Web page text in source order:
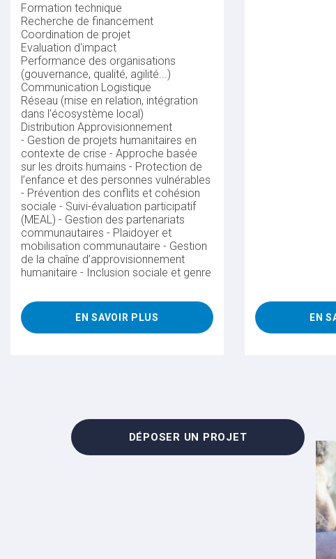
Formation technique
Recherche de financement
Coordination de projet
Evaluation d'impact
Performance des organisations
(gouvernance, qualité, agilité...)
Communication Logistique
Réseau (mise en relation, intégration
dans l'écosystème local)
Distribution Approvisionnement
- Gestion de projets humanitaires en
contexte de crise - Approche basée
sur les droits humains - Protection de
l’enfance et des personnes vulnérables
- Prévention des conflits et cohésion
sociale - Suivi-évaluation participatif
(MEAL) - Gestion des partenariats
communautaires - Plaidoyer et
mobilisation communautaire - Gestion
de la chaîne d’approvisionnement
humanitaire - Inclusion sociale et genre
EN SAVOIR PLUS EN
DÉPOSER UN PROJET